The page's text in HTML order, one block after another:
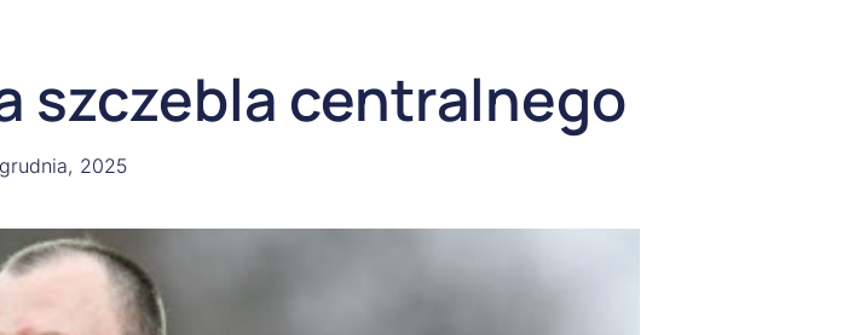
szczebla centralnego
2025